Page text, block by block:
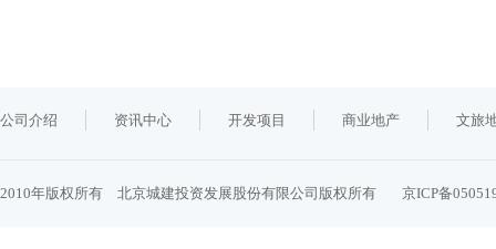
公司介绍 资讯中心 开发项目 商业地产 文旅
2010年版权所有 北京城建投资发展股份有限公司版权所有 京ICP备